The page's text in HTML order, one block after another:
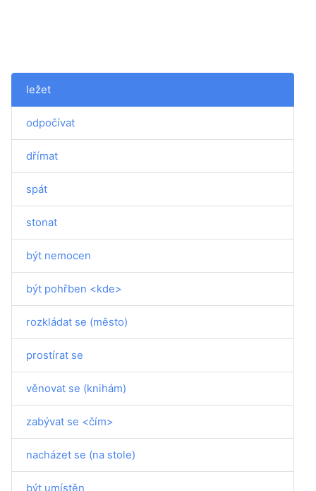
ležet
odpočívat
dřímat
spát
stonat
být nemocen
být pohřben <kde>
rozkládat se (město)
prostírat se
věnovat se (knihám)
zabývat se <čím>
nacházet se (na stole)
být umístěn